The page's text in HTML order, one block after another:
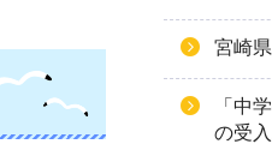
宮崎
「中
の受